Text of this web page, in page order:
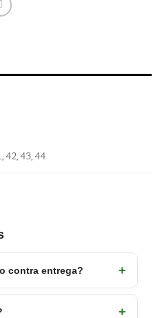
42, 43, 44
contra entrega?